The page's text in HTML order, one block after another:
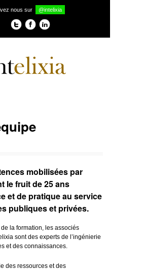
nous sur @intelixia
mobilisées par
le fruit de 25 ans
et de pratique au service
publiques et privées.
la formation, les associés
sont des experts de l’ingénierie
et des connaissances.
des ressources et des